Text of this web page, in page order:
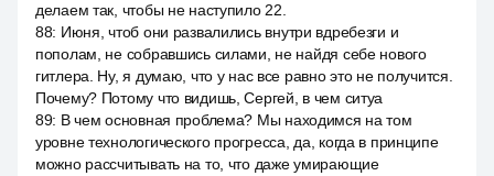
делаем так, чтобы не наступило 22.
88: Июня, чтоб они развалились внутри вдребезги и
пополам, не собравшись силами, не найдя себе нового
гитлера. Ну, я думаю, что у нас все равно это не получится.
Почему? Потому что видишь, Сергей, в чем ситуа
89: В чем основная проблема? Мы находимся на том
уровне технологического прогресса, да, когда в принципе
можно рассчитывать на то, что даже умирающие